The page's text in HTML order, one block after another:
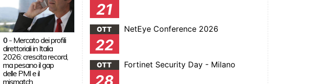
0 - Mercato dei profili
direttoriali in Italia
2026: crescita record,
ma pesano il gap
delle PMI e il
mismatch
21
OTT
22
NetEye Conference 2026
OTT Fortinet Security Day - Milano